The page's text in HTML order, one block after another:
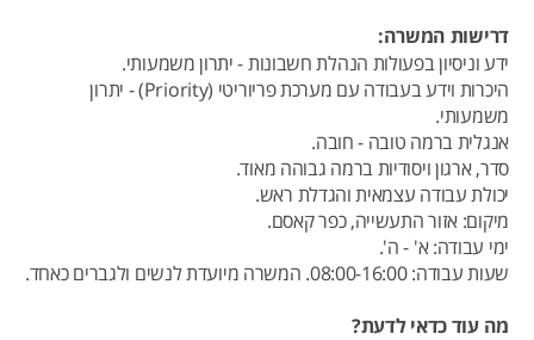
דרישות המשרה:
ידע וניסיון בפעולות הנהלת חשבונות - יתרון משמעותי.
היכרות וידע בעבודה עם מערכת פריוריטי (Priority) - יתרון
משמעותי.
אנגלית ברמה טובה - חובה.
סדר, ארגון ויסודיות ברמה גבוהה מאוד.
יכולת עבודה עצמאית והגדלת ראש.
מיקום: אזור התעשייה, כפר קאסם.
ימי עבודה: א' - ה'.
שעות עבודה: 08:00-16:00. המשרה מיועדת לנשים ולגברים כאחד.
מה עוד כדאי לדעת?